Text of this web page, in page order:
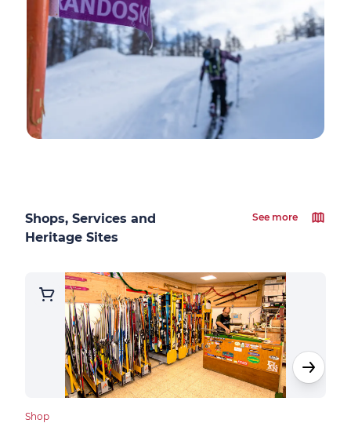
Shops, Services and
Heritage Sites
See more
Shop